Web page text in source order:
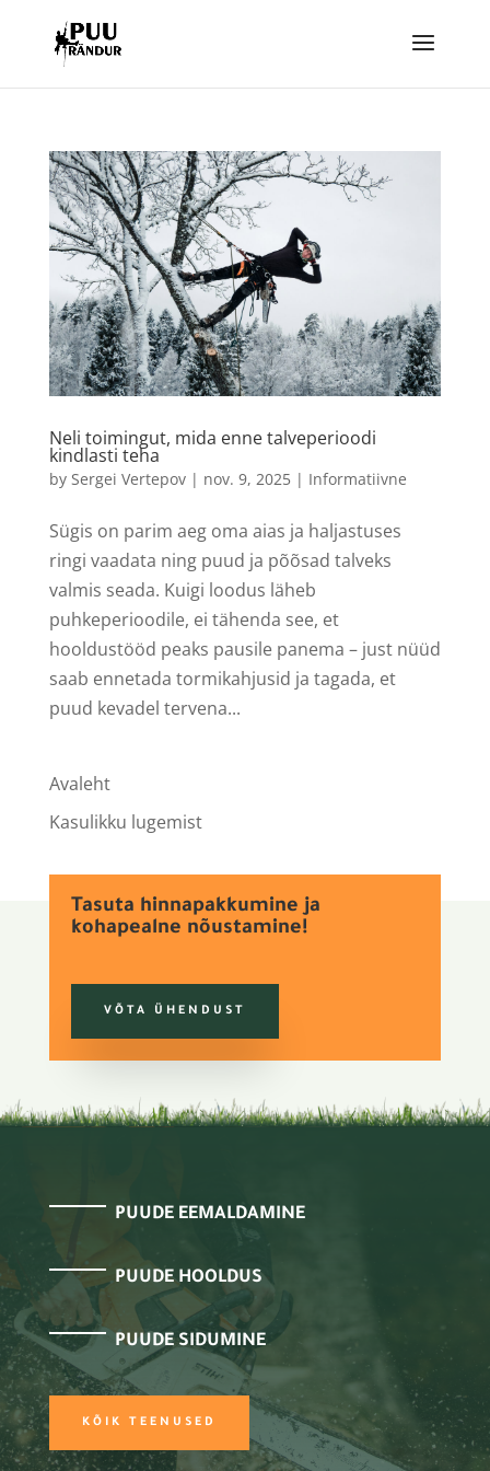
Neli toimingut, mida enne talveperioodi
kindlasti teha
by Sergei Vertepov| nov. 9, 2025| Informatiivne
Sügis on parim aeg oma aias ja haljastuses
ringi vaadata ning puud ja põõsad talveks
valmis seada. Kuigi loodus läheb
puhkeperioodile, ei tähenda see, et
hooldustööd peaks pausile panema – just nüüd
saab ennetada tormikahjusid ja tagada, et
puud kevadel tervena...
Avaleht
Kasulikku lugemist
Tasuta hinnapakkumine ja
kohapealne nõustamine!
VÕTA ÜHENDUST
PUUDE EEMALDAMINE
PUUDE HOOLDUS
PUUDE SIDUMINE
KÕIK TEENUSED